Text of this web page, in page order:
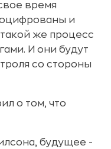
время
и
же процесс
И они будут
со стороны
о том, что
будущее -